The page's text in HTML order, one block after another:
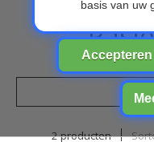
2 producten